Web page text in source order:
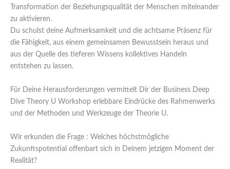
Transformation der Beziehungsqualität der Menschen miteinander
zu aktivieren.
Du schulst deine Aufmerksamkeit und die achtsame Präsenz für
die Fähigkeit, aus einem gemeinsamen Bewusstsein heraus und
aus der Quelle des tieferen Wissens kollektives Handeln
entstehen zu lassen.
Für Deine Herausforderungen vermittelt Dir der Business Deep
Dive Theory U Workshop erlebbare Eindrücke des Rahmenwerks
und der Methoden und Werkzeuge der Theorie U.
Wir erkunden die Frage : Welches höchstmögliche
Zukunftspotential offenbart sich in Deinem jetzigen Moment der
Realität?